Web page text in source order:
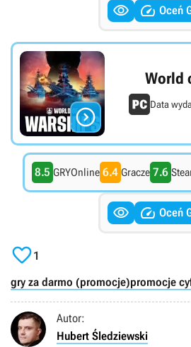
  Oceń

World
Data
8.5 GRYOnline 6.4 Gracze 7.6
  Oceń
1
gry za darmo (promocje)promocje
Autor:
Hubert Śledziewski